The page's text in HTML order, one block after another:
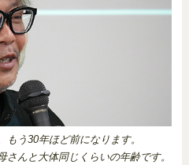
う30年ほど前になります。
んと大体同じくらいの年齢です。